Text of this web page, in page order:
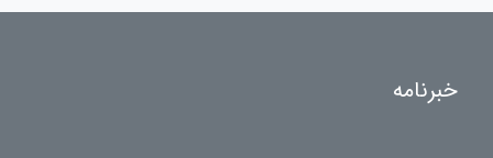
خبرنامه